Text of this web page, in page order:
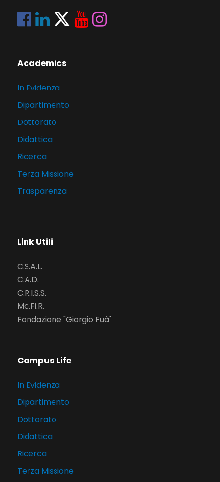
Academics
In Evidenza
Dipartimento
Dottorato
Didattica
Ricerca
Terza Missione
Trasparenza
Link Utili
C.S.A.L.
C.A.D.
C.R.I.S.S.
Mo.Fi.R.
Fondazione "Giorgio Fuà"
Campus Life
In Evidenza
Dipartimento
Dottorato
Didattica
Ricerca
Terza Missione